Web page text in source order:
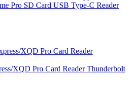
Pro SD Card USB Type-C Reader
XQD Pro Card Reader Thunderbolt